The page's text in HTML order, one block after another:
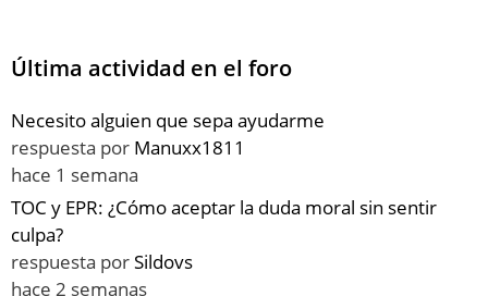
Última actividad en el foro
Necesito alguien que sepa ayudarme
respuesta por Manuxx1811
hace 1 semana
TOC y EPR: ¿Cómo aceptar la duda moral sin sentir
culpa?
respuesta porSildovs
hace 2 semanas